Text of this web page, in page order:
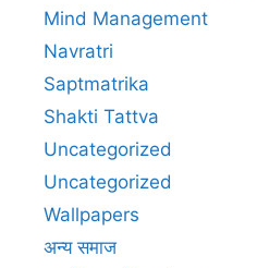
Mind Management
Navratri
Saptmatrika
Shakti Tattva
Uncategorized
Uncategorized
Wallpapers
अन्य समाज